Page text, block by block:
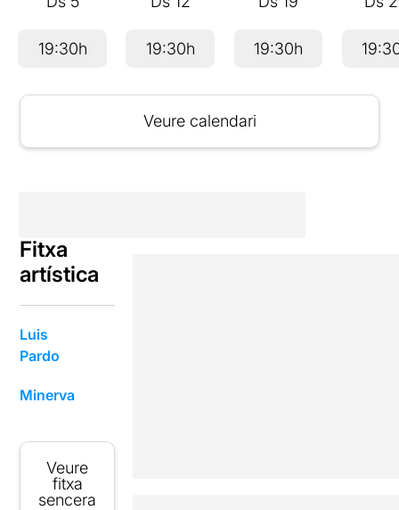
19:30h 19:30h 19:30h
Veure calendari
Fitxa
artística
Luis
Pardo
Minerva
Veure
fitxa
sencera